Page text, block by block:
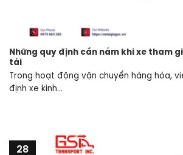
Những quy định cần nắm khi xe tham
tải
Trong hoạt động vận chuyển hàng hóa,
định xe kinh...
28